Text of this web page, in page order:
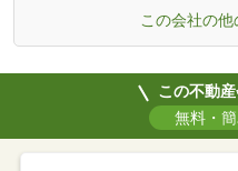
この会社の他
この不動
無料・